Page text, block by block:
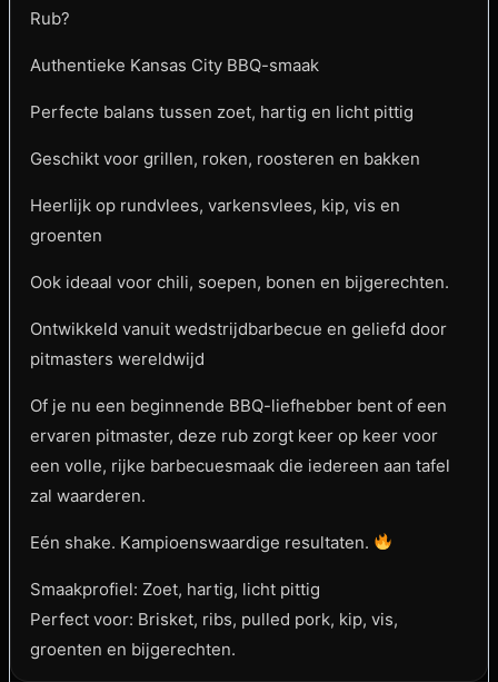
Rub?
Authentieke Kansas City BBQ-smaak
Perfecte balans tussen zoet, hartig en licht pittig
Geschikt voor grillen, roken, roosteren en bakken
Heerlijk op rundvlees, varkensvlees, kip, vis en
groenten
Ook ideaal voor chili, soepen, bonen en bijgerechten.
Ontwikkeld vanuit wedstrijdbarbecue en geliefd door
pitmasters wereldwijd
Of je nu een beginnende BBQ-liefhebber bent of een
ervaren pitmaster, deze rub zorgt keer op keer voor
een volle, rijke barbecuesmaak die iedereen aan tafel
zal waarderen.
Eén shake. Kampioenswaardige resultaten.
Smaakprofiel: Zoet, hartig, licht pittig
Perfect voor: Brisket, ribs, pulled pork, kip, vis,
groenten en bijgerechten.